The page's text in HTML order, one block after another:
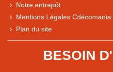
Notre entrepôt
Mentions Légales Cdécomania
Plan du site
BESOIN